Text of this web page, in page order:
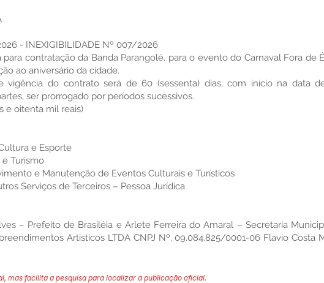
- INEXIGIBILIDADE Nº 007/2026
para contratação da Banda Parangolé, para o evento do Carnaval Fora de
ao aniversário da cidade.
vigência do contrato será de 60 (sessenta) dias, com início na data
ser prorrogado por períodos sucessivos.
e oitenta mil reais)
e Esporte
Turismo
e Manutenção de Eventos Culturais e Turísticos
Serviços de Terceiros – Pessoa Jurídica
– Prefeito de Brasiléia e Arlete Ferreira do Amaral – Secretaria
Artisticos LTDA CNPJ Nº. 09.084.825/0001-06 Flavio Costa
mas facilita a pesquisa para localizar a publicação oficial.